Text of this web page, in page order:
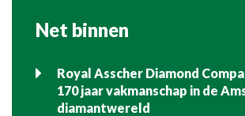
Net binnen
Royal Asscher Diamond
170 jaar vakmanschap in de
diamantwereld